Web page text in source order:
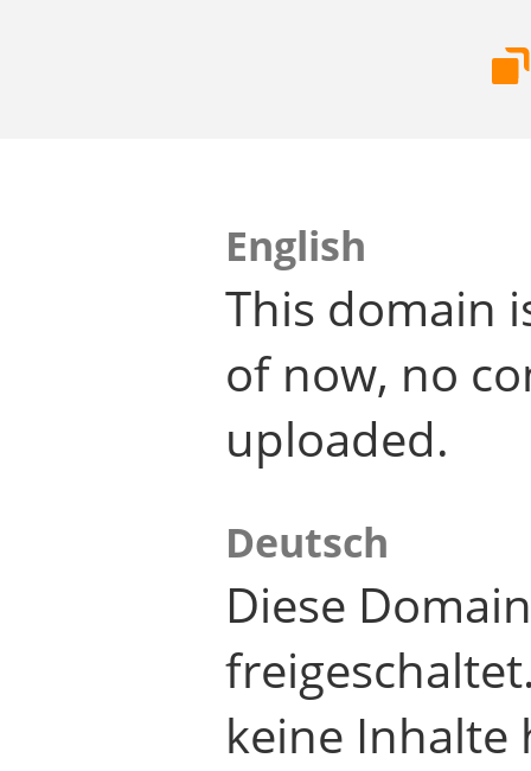
English
This domain
of now, no
uploaded.
Deutsch
Diese
keine Inhalte